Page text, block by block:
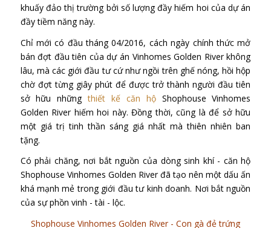
khuấy đảo thị trường bởi số lượng đầy hiếm hoi của dự án
đầy tiềm năng này.
Chỉ mới có đầu tháng 04/2016, cách ngày chính thức mở
bán đợt đầu tiên của dự án Vinhomes Golden River không
lâu, mà các giới đầu tư cứ như ngồi trên ghế nóng, hồi hộp
chờ đợt từng giây phút để được trở thành người đầu tiên
sở hữu nhữngthiết kế căn hộShophouse Vinhomes
Golden River hiếm hoi này. Đồng thời, cũng là để sở hữu
một giá trị tinh thần sáng giá nhất mà thiên nhiên ban
tặng.
Có phải chăng, nơi bắt nguồn của dòng sinh khí - căn hộ
Shophouse Vinhomes Golden River đã tạo nên một dấu ấn
khá mạnh mẻ trong giới đầu tư kinh doanh. Nơi bắt nguồn
của sự phồn vinh - tài - lộc.
Shophouse Vinhomes Golden River - Con gà đẻ trứng